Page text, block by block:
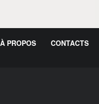
À PROPOS CONTACTS